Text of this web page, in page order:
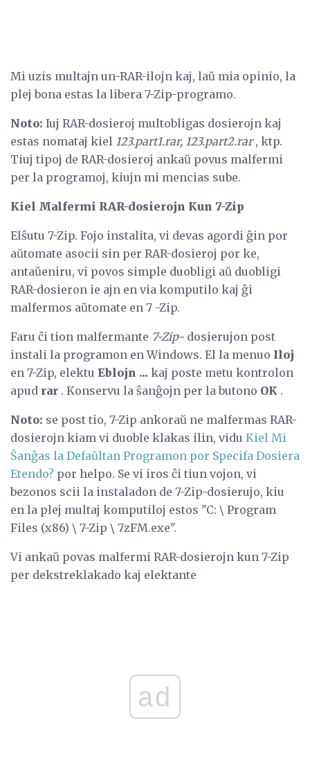
Mi uzis multajn un-RAR-ilojn kaj, laŭ mia opinio, la
plej bona estas la libera 7-Zip-programo.
Noto: Iuj RAR-dosieroj multobligas dosierojn kaj
estas nomataj kiel 123.part1.rar, 123.part2.rar, ktp.
Tiuj tipoj de RAR-dosieroj ankaŭ povus malfermi
per la programoj, kiujn mi mencias sube.
Kiel Malfermi RAR-dosierojn Kun 7-Zip
Elŝutu 7-Zip. Fojo instalita, vi devas agordi ĝin por
aŭtomate asocii sin per RAR-dosieroj por ke,
antaŭeniru, vi povos simple duobligi aŭ duobligi
RAR-dosieron ie ajn en via komputilo kaj ĝi
malfermos aŭtomate en 7 -Zip.
Faru ĉi tion malfermante 7-Zip- dosierujon post
instali la programon en Windows. El la menuo Iloj
en 7-Zip, elektu Eblojn ... kaj poste metu kontrolon
apud rar . Konservu la ŝanĝojn per la butono OK .
Noto: se post tio, 7-Zip ankoraŭ ne malfermas RAR-
dosierojn kiam vi duoble klakas ilin, vidu Kiel Mi
Ŝanĝas la Defaŭltan Programon por Specifa Dosiera
Etendo? por helpo. Se vi iros ĉi tiun vojon, vi
bezonos scii la instaladon de 7-Zip-dosierujo, kiu
en la plej multaj komputiloj estos "C: \ Program
Files (x86) \ 7-Zip \ 7zFM.exe".
Vi ankaŭ povas malfermi RAR-dosierojn kun 7-Zip
per dekstreklakado kaj elektante
ad